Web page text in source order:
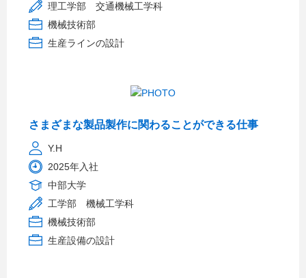
理工学部 交通機械工学科
機械技術部
生産ラインの設計
さまざまな製品製作に関わることができる仕事
Y.H
2025年入社
中部大学
工学部 機械工学科
機械技術部
生産設備の設計